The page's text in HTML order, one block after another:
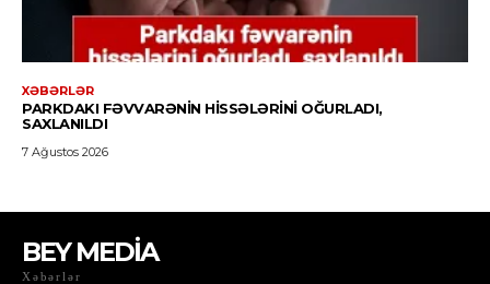
BEY MEDİA
Xəbərlər